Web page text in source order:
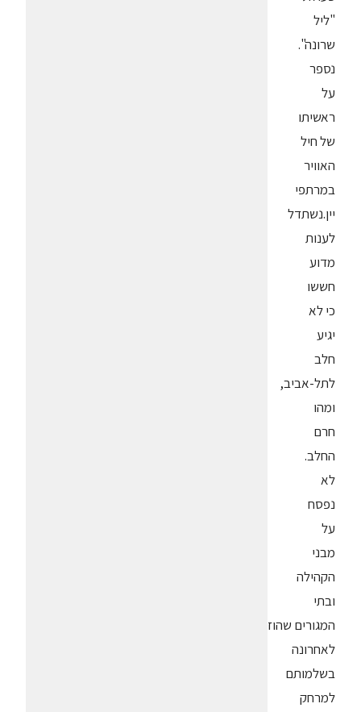
"ליל
שרונה".
נספר
על
ראשיתו
של חיל
האוויר
במרתפי
יין.נשתדל
לענות
מדוע
חששו
כי לא
יגיע
חלב
לתל-אביב,
ומהו
חרם
החלב.
לא
נפסח
על
מבני
הקהילה
ובתי
המגורים שהוזזו
לאחרונה
בשלמותם
למרחק